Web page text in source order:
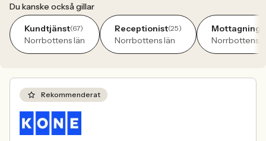
Du kanske också gillar
Kundtjänst(67)
Norrbottens län
Receptionist(25)
Norrbottens län
Norrbottens
Rekommenderat